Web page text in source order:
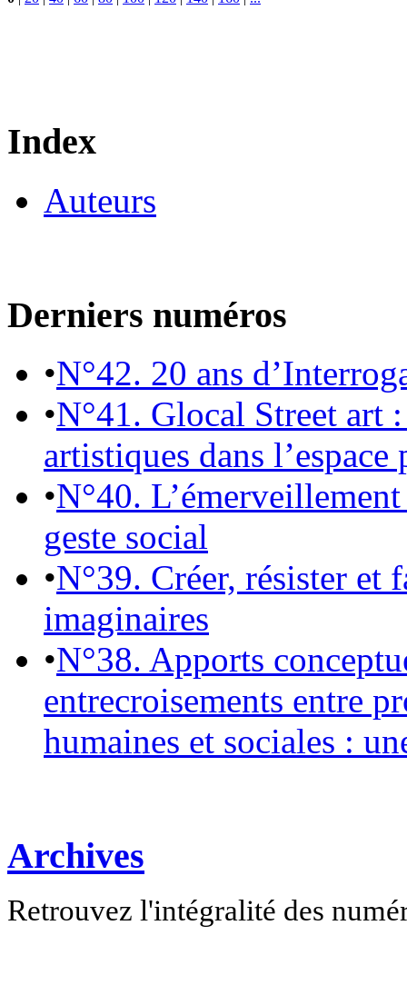
Index
Auteurs
Derniers numéros
•N°42. 20 ans
•N°41. Glocal Street art
artistiques dans l’espace
•N°40.
geste social
•N°39. Créer, résister et
imaginaires
•N°38. Apports
entrecroisements entre
humaines et sociales :
Archives
Retrouvez l'intégralité des